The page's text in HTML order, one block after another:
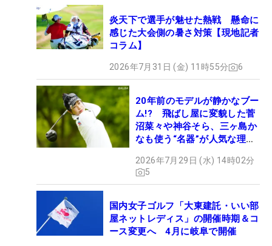
炎天下で選手が魅せた熱戦 懸命に
感じた大会側の暑さ対策【現地記者
コラム】
2026年7月31日 (金) 11時55分 6
20年前のモデルが静かなブー
ム!? 飛ばし屋に変貌した菅
沼菜々や神谷そら、三ヶ島か
なも使う“名器”が人気な理由
ギア”】
2026年7月29日 (水) 14時02分
5
国内女子ゴルフ「大東建託・いい部
屋ネットレディス」の開催時期＆コ
ース変更へ 4月に岐阜で開催